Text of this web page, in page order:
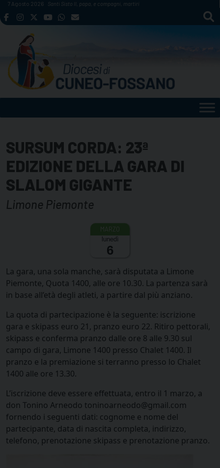
Skip
to
7 Agosto 2026 Santi Sisto II, papa, e compagni, martiri
SURSUM CORDA: 23ª
EDIZIONE DELLA GARA DI
SLALOM GIGANTE
Limone Piemonte
lunedì
6
La gara, una sola manche, sarà disputata a Limone
Piemonte, Quota 1400, alle ore 10.30. La partenza sarà
in base all’età degli atleti, a partire dal più anziano.
La quota di partecipazione è la seguente: iscrizione
gara e skipass euro 21, pranzo euro 22. Ritiro pettorali,
skipass e conferma pranzo dalle ore 8 alle 9.30 sul
campo di gara, Limone 1400 presso Chalet 1400. Il
pranzo e la premiazione si terranno presso lo Chalet
1400 alle ore 13.30.
L’iscrizione deve essere effettuata, entro il 1 marzo, a
don Tonino Arneodo toninoarneodo@gmail.com
fornendo i seguenti dati: cognome e nome del
partecipante, data di nascita completa, indirizzo,
telefono, prenotazione skipass e prenotazione pranzo.